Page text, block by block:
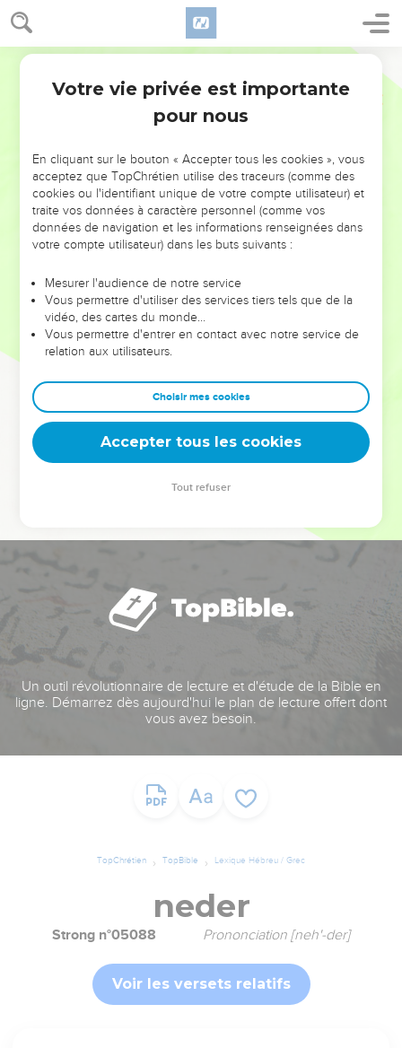
NE MANQUEZ PAS L’ÉVÉNEMENT
DE L’ANNÉE !
ET SI LEURS ERREURS POUVAIENT VOUS ÉVITER LES
VOTRES ?
leur foi ou leur vision. Mais on voit moins les doutes, les erreurs
et les saisons difficiles qu'ils ont traversés, alors même que ce
sont elles qui les ont façonnés.
Dans cette conférence, leaders, entrepreneurs, et responsables
clés pour avancer avec plus de sagesse afin que leurs erreurs
deviennent vos tremplins. Que vous guidiez un ministère, une
équipe, un groupe ou une famille, leur expérience est faite
Un outil révolutionnaire de lecture et d'étude de la Bible en
ligne. Démarrez dès aujourd'hui le plan de lecture offert dont
vous avez besoin.
TopChrétien TopBible Lexique Hébreu / Grec
neder
Strong n°05088 Prononciation [neh'-der]
Voir les versets relatifs
Votre vie privée est importante
pour nous
En cliquant sur le bouton « Accepter tous les cookies », vous
acceptez que TopChrétien utilise des traceurs (comme des
cookies ou l'identifiant unique de votre compte utilisateur) et
traite vos données à caractère personnel (comme vos
données de navigation et les informations renseignées dans
votre compte utilisateur) dans les buts suivants :
Mesurer l'audience de notre service
Vous permettre d'utiliser des services tiers tels que de la
vidéo, des cartes du monde…
Vous permettre d'entrer en contact avec notre service de
relation aux utilisateurs.
Choisir mes cookies
Accepter tous les cookies
Tout refuser